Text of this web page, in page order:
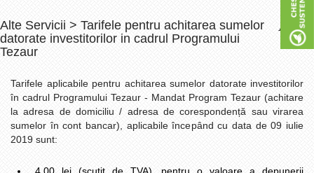
Alte Servicii > Tarifele pentru achitarea sumelor
datorate investitorilor in cadrul Programului
Tezaur
Tarifele aplicabile pentru achitarea sumelor datorate investitorilor
în cadrul Programului Tezaur - Mandat Program Tezaur (achitare
la adresa de domiciliu / adresa de corespondență sau virarea
sumelor în cont bancar), aplicabile începând cu data de 09 iulie
2019 sunt: